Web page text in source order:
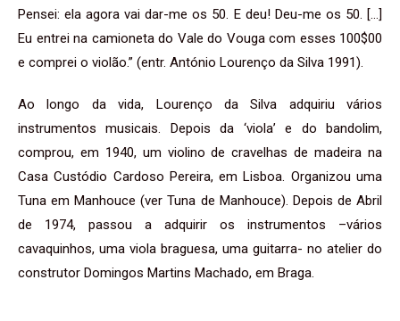
Pensei: ela agora vai dar-me os 50. E deu! Deu-me os 50. […]
Eu entrei na camioneta do Vale do Vouga com esses 100$00
e comprei o violão.” (entr. António Lourenço da Silva 1991).
Ao longo da vida, Lourenço da Silva adquiriu vários
instrumentos musicais. Depois da ‘viola’ e do bandolim,
comprou, em 1940, um violino de cravelhas de madeira na
Casa Custódio Cardoso Pereira, em Lisboa. Organizou uma
Tuna em Manhouce (ver Tuna de Manhouce). Depois de Abril
de 1974, passou a adquirir os instrumentos –vários
cavaquinhos, uma viola braguesa, uma guitarra- no atelier do
construtor Domingos Martins Machado, em Braga.